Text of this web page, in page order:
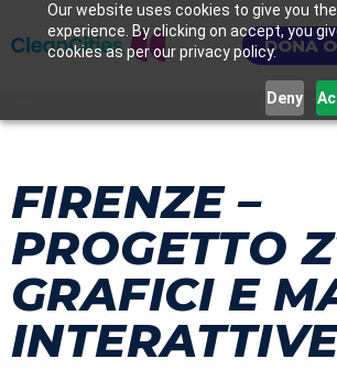
Our website uses cookies to give you
experience. By clicking on accept, you
cookies as per our privacy policy.
Deny
DONA
FIRENZE –
PROGETTO
GRAFICI E